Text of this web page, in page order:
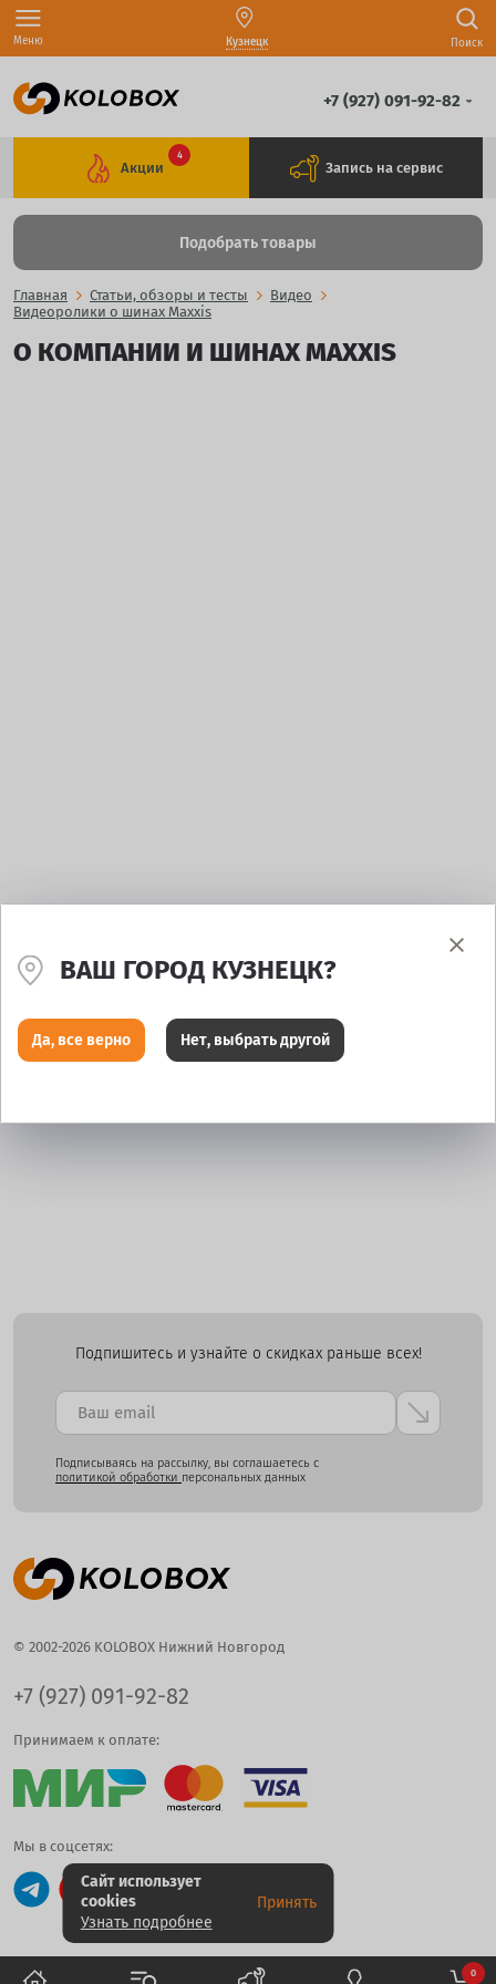
Меню Кузнецк Поиск
+7 (927) 091-92-82
Акции
4
Запись на сервис
Подобрать товары
Главная Статьи, обзоры и тесты
Видео
Видеоролики о шинах Maxxis
О КОМПАНИИ И ШИНАХ MAXXIS
Подпишитесь и узнайте о скидках раньше всех!
Подписываясь на рассылку, вы соглашаетесь с
политикой обработки персональных данных
© 2002-2026 KOLOBOX Нижний Новгород
+7 (927) 091-92-82
Принимаем к оплате:
Мы в соцсетях:
0
ВАШ ГОРОД КУЗНЕЦК?
Да, все верно Нет, выбрать другой
Сайт использует
cookies
Узнать подробнее
Принять